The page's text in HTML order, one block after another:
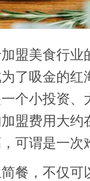
美食行业
了吸金的红
个小投资、
盟费用大约
可谓是一次
，不仅可